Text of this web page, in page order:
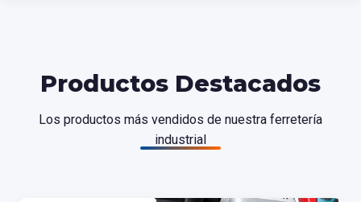
Productos Destacados
Los productos más vendidos de nuestra ferretería
industrial